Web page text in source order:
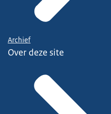
Archief
Over deze site